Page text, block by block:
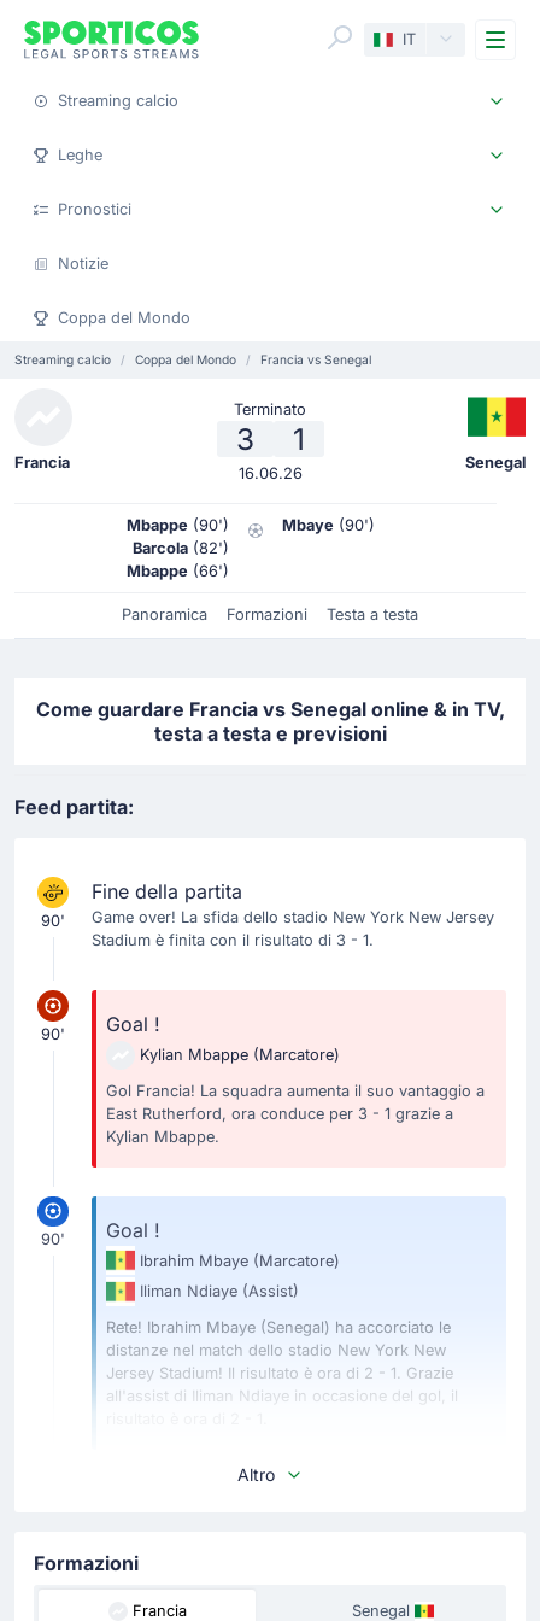
IT
Streaming calcio
Leghe
Pronostici
Notizie
Coppa del Mondo
Streaming calcio Coppa del Mondo Francia vs Senegal
Francia
Terminato
3 1
16.06.26
Senegal
Mbappe (90')
Barcola (82')
Mbappe (66')
Mbaye (90')
Panoramica Formazioni Testa a testa
Come guardare Francia vs Senegal online & in TV,
testa a testa e previsioni
Feed partita:
90'
Fine della partita
Game over! La sfida dello stadio New York New Jersey
Stadium è finita con il risultato di 3 - 1.
90' Goal !
Kylian Mbappe (Marcatore)
Gol Francia! La squadra aumenta il suo vantaggio a
East Rutherford, ora conduce per 3 - 1 grazie a
Kylian Mbappe.
90' Goal !
Ibrahim Mbaye (Marcatore)
Iliman Ndiaye (Assist)
Rete! Ibrahim Mbaye (Senegal) ha accorciato le
distanze nel match dello stadio New York New
Jersey Stadium! Il risultato è ora di 2 - 1. Grazie
all'assist di Iliman Ndiaye in occasione del gol, il
Pathé Ciss
che rimpiazza Idrissa Gueye.
Altro
Formazioni
Francia Senegal